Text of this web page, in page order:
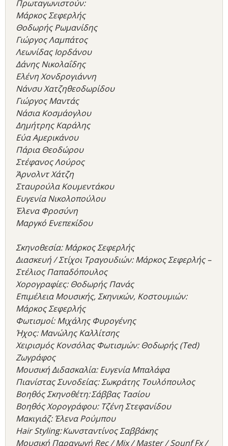
Πρωταγωνιστούν:
Μάρκος Σεφερλής
Θοδωρής Ρωμανίδης
Γιώργος Λαμπάτος
Λεωνίδας Ιορδάνου
Δάνης Νικολαΐδης
Ελένη Χονδρογιάννη
Νάνσυ Χατζηθεοδωρίδου
Γιώργος Μαντάς
Νάσια Κοσμάογλου
Δημήτρης Καράλης
Εύα Αμερικάνου
Πάρια Θεοδώρου
Στέφανος Λούρος
Άρνολντ Χάτζη
Σταυρούλα Κουμεντάκου
Ευγενία Νικολοπούλου
Έλενα Φροσύνη
Μαργκό Ενεπεκίδου
Σκηνοθεσία: Μάρκος Σεφερλής
Διασκευή / Στίχοι Τραγουδιών: Μάρκος Σεφερλής –
Στέλιος Παπαδόπουλος
Χορογραφίες: Θοδωρής Πανάς
Επιμέλεια Μουσικής, Σκηνικών, Κοστουμιών:
Μάρκος Σεφερλής
Φωτισμοί: Μιχάλης Φυρογένης
Ήχος: Μανώλης Καλλίτσης
Χειρισμός Κονσόλας Φωτισμών: Θοδωρής (Ted)
Ζωγράφος
Μουσική Διδασκαλία: Ευγενία Μπαλάφα
Πιανίστας Συνοδείας: Σωκράτης Τουλόπουλος
Βοηθός Σκηνοθέτη: Σάββας Τασίου
Βοηθός Χορογράφου: Τζένη Στεφανίδου
Μακιγιάζ: Έλενα Ρούμπου
Hair Styling: Κωνσταντίνος Σαββάκης
Μουσική Παραγωγή Rec / Mix / Master / Sounf Fx /